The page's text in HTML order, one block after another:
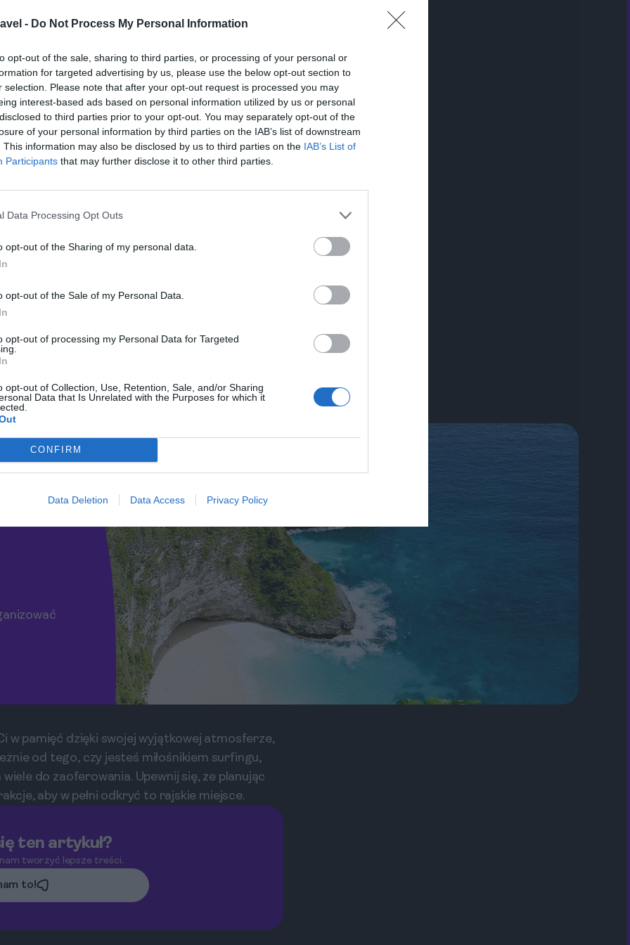
- Do Not Process My Personal Information
opt-out of the sale, sharing to third parties, or processing of your personal or
for targeted advertising by us, please use the below opt-out section to
selection. Please note that after your opt-out request is processed you may
interest-based ads based on personal information utilized by us or personal
to third parties prior to your opt-out. You may separately opt-out of the
of your personal information by third parties on the IAB’s list of downstream
This information may also be disclosed by us to third parties on the IAB’s List of
Participants that may further disclose it to other third parties.
Data Processing Opt Outs
opt-out of the Sharing of my personal data.
opt-out of the Sale of my Personal Data.
opt-out of processing my Personal Data for Targeted
opt-out of Collection, Use, Retention, Sale, and/or Sharing
Data that Is Unrelated with the Purposes for which it
CONFIRM
Data Deletion Data Access Privacy Policy
uczta dla podniebienia
przysmaków. Bali słynie z różnorodności
potrawami.
podniebienia. Można tam spróbować takich
oraz mee goreng (smażony makaron).
kulinarną. Warung Indonesia to jedna z
się smakami Bali.
w Kucie
jednym z priorytetów. Ważne jest, aby być
i unikać samotnych spacerów po mniej
mogą się przydać podczas pobytu w Kucie.
swoje rzeczy osobiste. Warto również lepiej
Kuta Art Market. I pamiętaj, aby przestrzegać
życie nocne, kulturę oraz
z tych atrakcji podczas
w pamięć dzięki swojej wyjątkowej atmosferze,
od tego, czy jesteś miłośnikiem surfingu,
do zaoferowania. Upewnij się, że planując
aby w pełni odkryć to rajskie miejsce.
ten artykuł?
tworzyć lepsze treści.
to!